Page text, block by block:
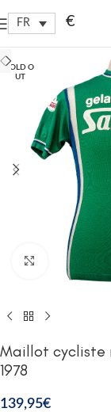
FR €
SOLD O
UT
Click to
Maillot cycliste
1978
139,95€
Free shipping